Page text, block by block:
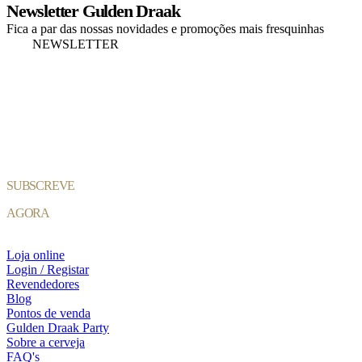
Newsletter Gulden Draak
Fica a par das nossas novidades e promoções mais fresquinhas
NEWSLETTER
SUBSCREVE
AGORA
Loja online
Login / Registar
Revendedores
Blog
Pontos de venda
Gulden Draak Party
Sobre a cerveja
FAQ's